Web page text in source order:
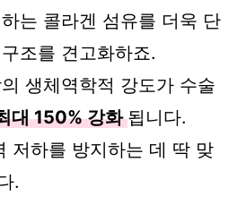
는 콜라겐 섬유를 더욱 단
조를 견고화하죠.
생체역학적 강도가 수술
대 150% 강화 됩니다.
저하를 방지하는 데 딱 맞
.